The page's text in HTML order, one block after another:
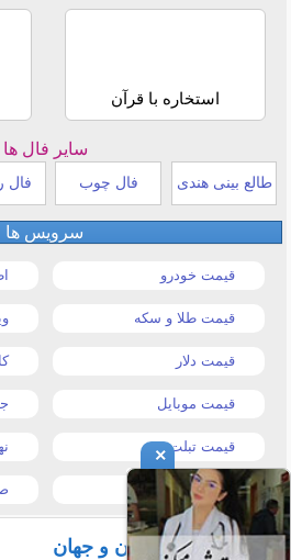
استخاره با قرآن
سایر فال ها
طالع بینی هندی فال چوب فال
سرویس ها
قیمت خودرو
قیمت طلا و سکه
قیمت دلار
قیمت موبایل
قیمت تبلت
تیتر روزنامه ها
آخرین اخبار ایران و جهان
×